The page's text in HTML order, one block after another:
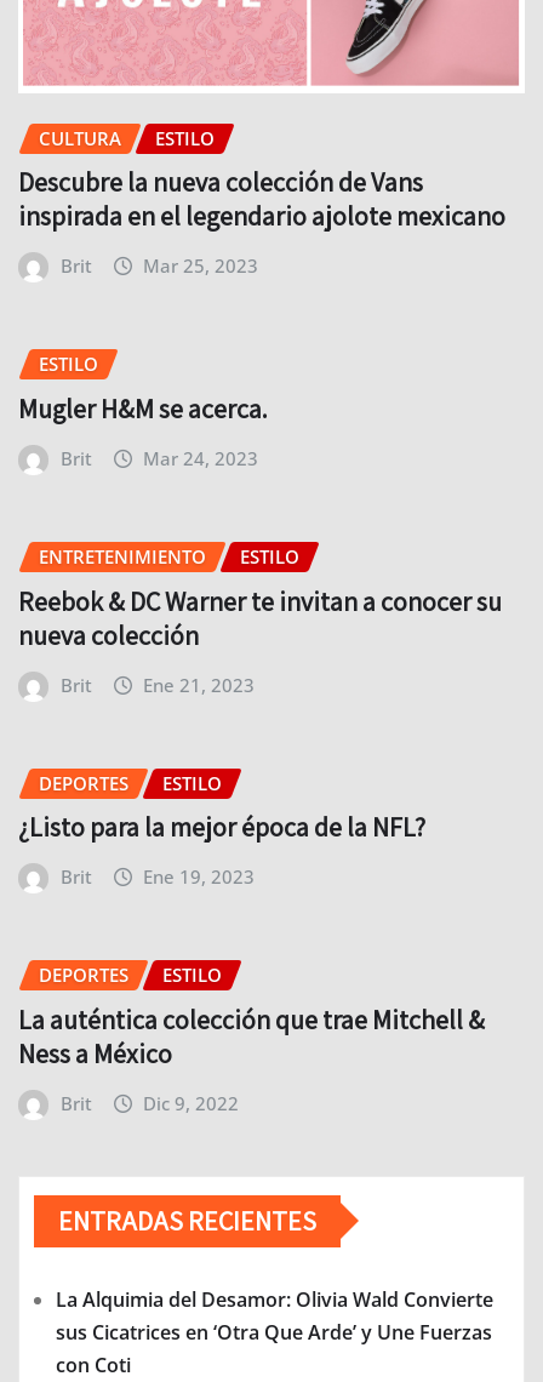
CULTURA ESTILO
Descubre la nueva colección de Vans
inspirada en el legendario ajolote mexicano
Brit Mar 25, 2023
ESTILO
Mugler H&M se acerca.
Brit Mar 24, 2023
ENTRETENIMIENTO ESTILO
Reebok & DC Warner te invitan a conocer su
nueva colección
Brit Ene 21, 2023
DEPORTES ESTILO
¿Listo para la mejor época de la NFL?
Brit Ene 19, 2023
DEPORTES ESTILO
La auténtica colección que trae Mitchell &
Ness a México
Brit Dic 9, 2022
ENTRADAS RECIENTES
La Alquimia del Desamor: Olivia Wald Convierte
sus Cicatrices en ‘Otra Que Arde’ y Une Fuerzas
con Coti